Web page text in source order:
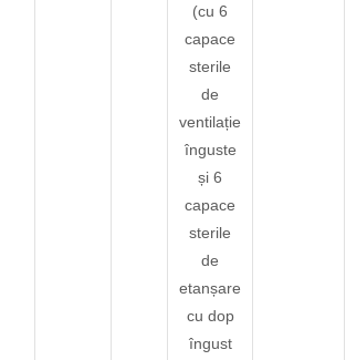
(cu 6
capace
sterile
de
ventilație
înguste
și 6
capace
sterile
de
etanșare
cu dop
îngust